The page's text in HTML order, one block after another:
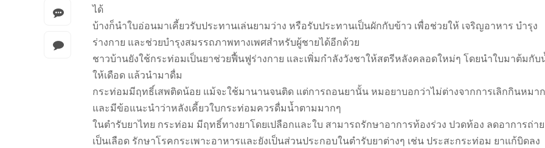
ได้
บ้างก็นำใบอ่อนมาเคี้ยวรับประทานเล่นยามว่าง หรือรับประทานเป็นผักกับข้าว เพื่อช่วยให้ เจริญอาหาร บำรุง
ร่างกาย และช่วยบำรุงสมรรถภาพทางเพศสำหรับผู้ชายได้อีกด้วย
ชาวบ้านยังใช้กระท่อมเป็นยาช่วยฟื้นฟูร่างกาย และเพิ่มกำลังวังชาให้สตรีหลังคลอดใหม่ๆ โดยนำใบมาต้มกับ
ให้เดือด แล้วนำมาดื่ม
กระท่อมมีฤทธิ์เสพติดน้อย แม้จะใช้มานานจนติด แต่การถอนยานั้น หมอยาบอกว่าไม่ต่างจากการเลิกกินหมาก
และมีข้อแนะนำว่าหลังเคี้ยวใบกระท่อมควรดื่มน้ำตามมากๆ
ในตำรับยาไทย กระท่อม มีฤทธิ์ทางยาโดยเปลือกและใบ สามารถรักษาอาการท้องร่วง ปวดท้อง ลดอาการถ่าย
เป็นเลือด รักษาโรคกระเพาะอาหารและยังเป็นส่วนประกอบในตำรับยาต่างๆ เช่น ประสะกระท่อม ยาแก้บิดลง